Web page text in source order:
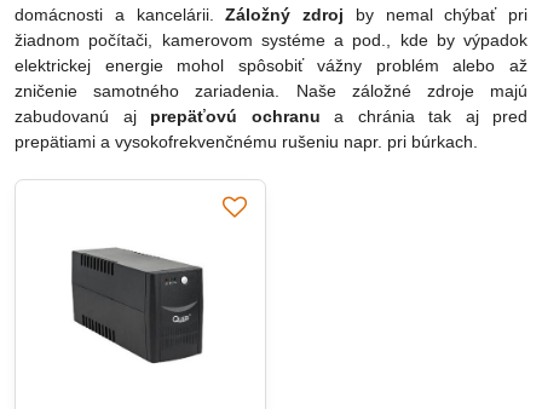
domácnosti a kancelárii.Záložný zdroj by nemal chýbať pri
žiadnom počítači, kamerovom systéme a pod., kde by výpadok
elektrickej energie mohol spôsobiť vážny problém alebo až
zničenie samotného zariadenia. Naše záložné zdroje majú
zabudovanú aj prepäťovú ochranu a chránia tak aj pred
prepätiami a vysokofrekvenčnému rušeniu napr. pri búrkach.